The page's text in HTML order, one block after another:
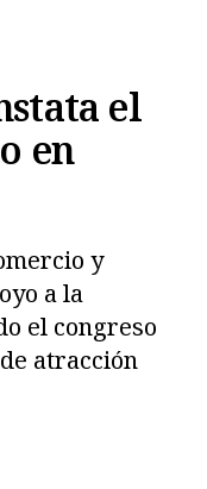
el
en
y
a la
el congreso
atracción